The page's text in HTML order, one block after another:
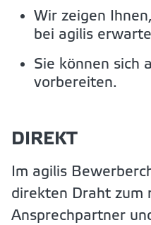
Wir zeigen
bei agilis
Sie können sich
vorbereiten.
DIREKT
Im agilis
direkten Draht zum
Ansprechpartner